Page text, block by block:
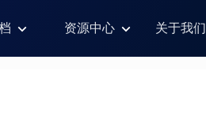
资源中心 关于我们